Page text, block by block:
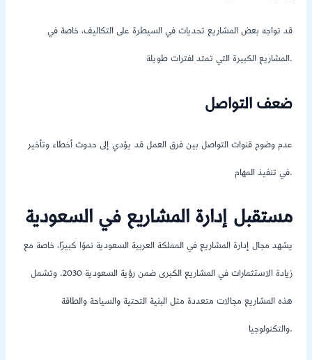
قد تواجه بعض المشاريع تحديات في السيطرة على التكاليف، خاصة في
المشاريع الكبيرة التي تمتد لفترات طويلة.
ضعف التواصل
عدم وضوح قنوات التواصل بين فرق العمل قد يؤدي إلى حدوث أخطاء وتأخير
في تنفيذ المهام.
مستقبل إدارة المشاريع في السعودية
يشهد مجال إدارة المشاريع في المملكة العربية السعودية نموًا كبيرًا، خاصة مع
زيادة الاستثمارات في المشاريع الكبرى ضمن رؤية السعودية 2030. وتشمل
هذه المشاريع مجالات متعددة مثل البنية التحتية والسياحة والطاقة
والتكنولوجيا.